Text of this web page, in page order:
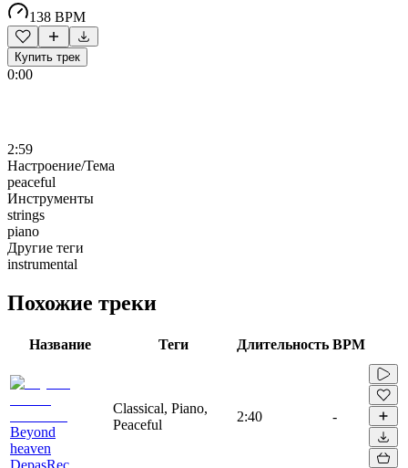
138 BPM
Купить трек
0:00
2:59
Настроение/Тема
peaceful
Инструменты
strings
piano
Другие теги
instrumental
Похожие треки
Название Теги Длительность BPM
Beyond
heaven
DepasRec
Classical, Piano,
Peaceful
2:40 -